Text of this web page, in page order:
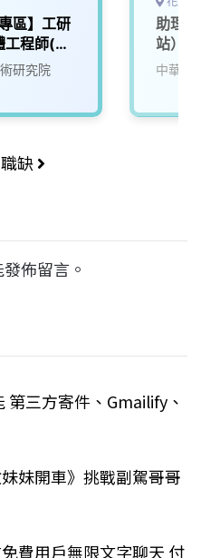
區】工研
工程師(創
研究院
助理
站）
中華電
缺
佈留言。
三方寄件、Gmailify、
妹開車》挑戰副駕哥哥
費用戶無限文字聊天 付